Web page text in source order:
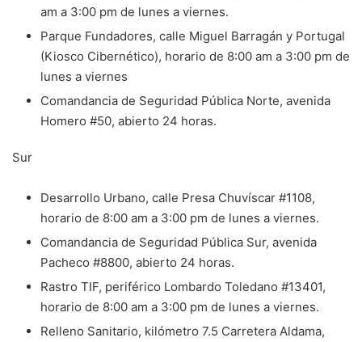
am a 3:00 pm de lunes a viernes.
Parque Fundadores, calle Miguel Barragán y Portugal
(Kiosco Cibernético), horario de 8:00 am a 3:00 pm de
lunes a viernes
Comandancia de Seguridad Pública Norte, avenida
Homero #50, abierto 24 horas.
Sur
Desarrollo Urbano, calle Presa Chuvíscar #1108,
horario de 8:00 am a 3:00 pm de lunes a viernes.
Comandancia de Seguridad Pública Sur, avenida
Pacheco #8800, abierto 24 horas.
Rastro TIF, periférico Lombardo Toledano #13401,
horario de 8:00 am a 3:00 pm de lunes a viernes.
Relleno Sanitario, kilómetro 7.5 Carretera Aldama,